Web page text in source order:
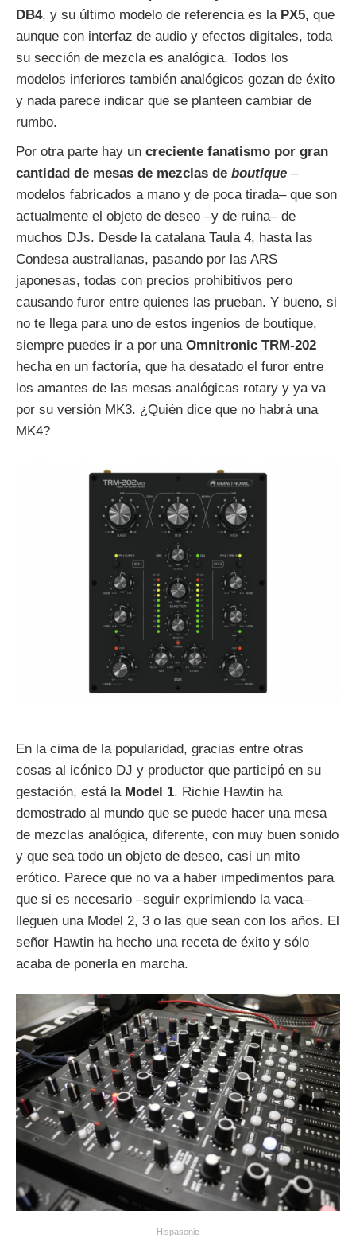
DB4, y su último modelo de referencia es la PX5, que
aunque con interfaz de audio y efectos digitales, toda
su sección de mezcla es analógica. Todos los
modelos inferiores también analógicos gozan de éxito
y nada parece indicar que se planteen cambiar de
rumbo.
Por otra parte hay un creciente fanatismo por gran
cantidad de mesas de mezclas de boutique –
modelos fabricados a mano y de poca tirada– que son
actualmente el objeto de deseo –y de ruina– de
muchos DJs. Desde la catalana Taula 4, hasta las
Condesa australianas, pasando por las ARS
japonesas, todas con precios prohibitivos pero
causando furor entre quienes las prueban. Y bueno, si
no te llega para uno de estos ingenios de boutique,
siempre puedes ir a por una Omnitronic TRM-202
hecha en un factoría, que ha desatado el furor entre
los amantes de las mesas analógicas rotary y ya va
por su versión MK3. ¿Quién dice que no habrá una
MK4?
En la cima de la popularidad, gracias entre otras
cosas al icónico DJ y productor que participó en su
gestación, está la Model 1. Richie Hawtin ha
demostrado al mundo que se puede hacer una mesa
de mezclas analógica, diferente, con muy buen sonido
y que sea todo un objeto de deseo, casi un mito
erótico. Parece que no va a haber impedimentos para
que si es necesario –seguir exprimiendo la vaca–
lleguen una Model 2, 3 o las que sean con los años. El
señor Hawtin ha hecho una receta de éxito y sólo
acaba de ponerla en marcha.
Hispasonic